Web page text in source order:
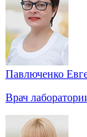
Павлюченко
Врач